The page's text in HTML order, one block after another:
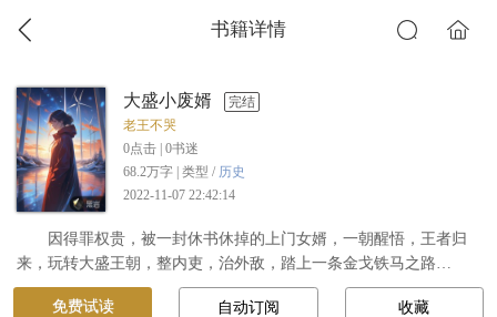
书籍详情
大盛小废婿
完结
老王不哭
0点击 | 0书迷
68.2万字 | 类型 / 历史
2022-11-07 22:42:14
因得罪权贵，被一封休书休掉的上门女婿，一朝醒悟，王者归
来，玩转大盛王朝，整内吏，治外敌，踏上一条金戈铁马之路…
免费试读 自动订阅 收藏